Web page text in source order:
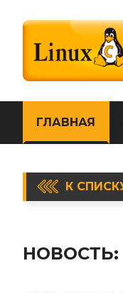
ГЛАВНАЯ
К
НОВОСТЬ: